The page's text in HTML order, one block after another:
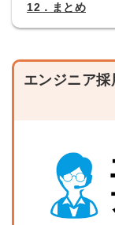
12．まとめ
エンジニア